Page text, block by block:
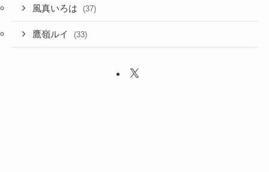
風真いろは (37)
鷹嶺ルイ (33)